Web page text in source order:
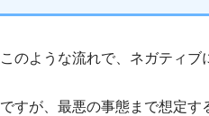
このような流れで、ネガティブ
ですが、最悪の事態まで想定